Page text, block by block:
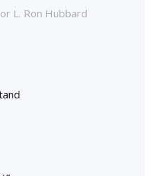
L. Ron Hubbard